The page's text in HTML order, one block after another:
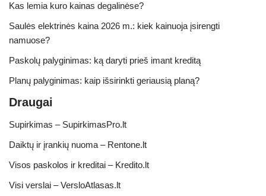
Kas lemia kuro kainas degalinėse?
Saulės elektrinės kaina 2026 m.: kiek kainuoja įsirengti
namuose?
Paskolų palyginimas: ką daryti prieš imant kreditą
Planų palyginimas: kaip išsirinkti geriausią planą?
Draugai
Supirkimas – SupirkimasPro.lt
Daiktų ir įrankių nuoma – Rentone.lt
Visos paskolos ir kreditai – Kredito.lt
Visi verslai – VersloAtlasas.lt